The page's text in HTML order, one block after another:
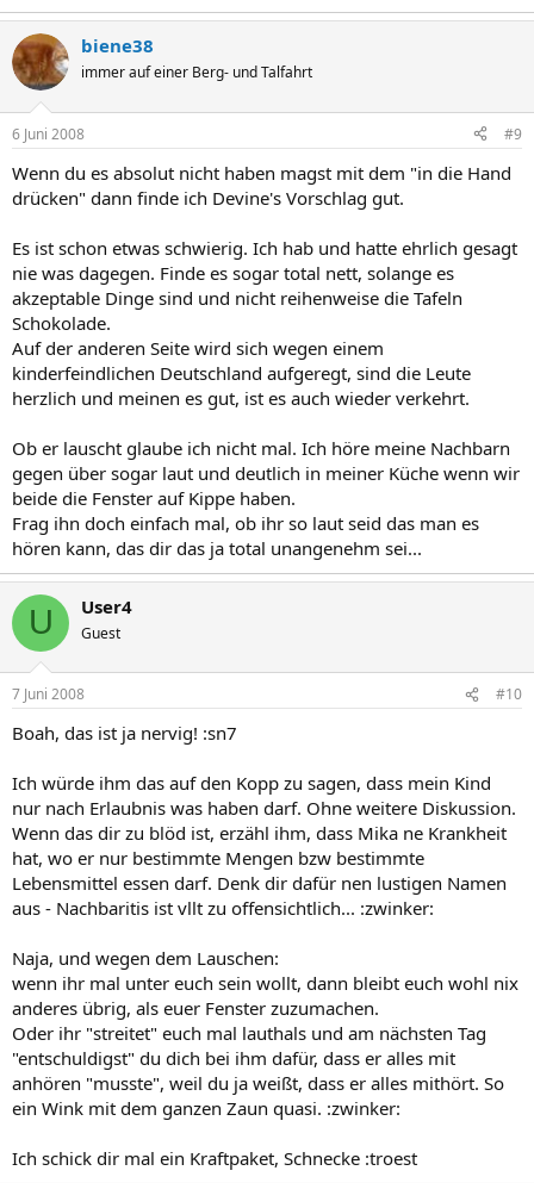
biene38
immer auf einer Berg- und Talfahrt
6 Juni 2008 #9
Wenn du es absolut nicht haben magst mit dem "in die Hand
drücken" dann finde ich Devine's Vorschlag gut.
Es ist schon etwas schwierig. Ich hab und hatte ehrlich gesagt
nie was dagegen. Finde es sogar total nett, solange es
akzeptable Dinge sind und nicht reihenweise die Tafeln
Schokolade.
Auf der anderen Seite wird sich wegen einem
kinderfeindlichen Deutschland aufgeregt, sind die Leute
herzlich und meinen es gut, ist es auch wieder verkehrt.
Ob er lauscht glaube ich nicht mal. Ich höre meine Nachbarn
gegen über sogar laut und deutlich in meiner Küche wenn wir
beide die Fenster auf Kippe haben.
Frag ihn doch einfach mal, ob ihr so laut seid das man es
hören kann, das dir das ja total unangenehm sei...
U User4
Guest
7 Juni 2008 #10
Boah, das ist ja nervig! :sn7
Ich würde ihm das auf den Kopp zu sagen, dass mein Kind
nur nach Erlaubnis was haben darf. Ohne weitere Diskussion.
Wenn das dir zu blöd ist, erzähl ihm, dass Mika ne Krankheit
hat, wo er nur bestimmte Mengen bzw bestimmte
Lebensmittel essen darf. Denk dir dafür nen lustigen Namen
aus - Nachbaritis ist vllt zu offensichtlich... :zwinker:
Naja, und wegen dem Lauschen:
wenn ihr mal unter euch sein wollt, dann bleibt euch wohl nix
anderes übrig, als euer Fenster zuzumachen.
Oder ihr "streitet" euch mal lauthals und am nächsten Tag
"entschuldigst" du dich bei ihm dafür, dass er alles mit
anhören "musste", weil du ja weißt, dass er alles mithört. So
ein Wink mit dem ganzen Zaun quasi. :zwinker:
Ich schick dir mal ein Kraftpaket, Schnecke :troest